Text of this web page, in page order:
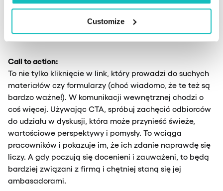
Customize
Ile emotek, tyle pomysłów na ich zastosowanie – bądź
kreatywny i sprawdź, co działa najlepiej!
Call to action:
To nie tylko kliknięcie w link, który prowadzi do suchych
materiałów czy formularzy (choć wiadomo, że te też są
bardzo ważne!). W komunikacji wewnętrznej chodzi o
coś więcej. Używając CTA, spróbuj zachęcić odbiorców
do udziału w dyskusji, która może przynieść świeże,
wartościowe perspektywy i pomysły. To wciąga
pracowników i pokazuje im, że ich zdanie naprawdę się
liczy. A gdy poczują się docenieni i zauważeni, to będą
bardziej związani z firmą i chętniej staną się jej
ambasadorami.